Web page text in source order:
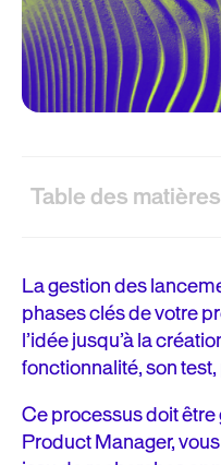
Table des matières
Les phases de la
De la stratégie produit à
lancement
Quelles équipes sont
lancement ?
La gestion des
phases clés de votre
l’idée jusqu’à la
fonctionnalité, son
Ce processus doit être
Product Manager,